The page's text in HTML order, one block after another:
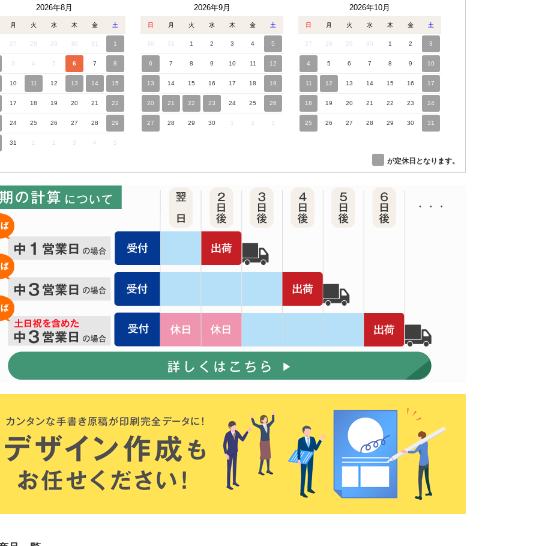
2026年8月
月 火 水 木 金 土
27 28 29 30 31 1
3 4 5 6 7 8
10 11 12 13 14 15
17 18 19 20 21 22
24 25 26 27 28 29
31 1 2 3 4 5
2026年9月
日 月 火 水 木 金 土
30 31 1 2 3 4 5
6 7 8 9 10 11 12
13 14 15 16 17 18 19
20 21 22 23 24 25 26
27 28 29 30 1 2 3
2026年10月
日 月 火 水 木 金 土
27 28 29 30 1 2 3
4 5 6 7 8 9 10
11 12 13 14 15 16 17
18 19 20 21 22 23 24
25 26 27 28 29 30 31
が定休日となります。